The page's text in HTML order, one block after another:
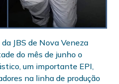
JBS de Nova Veneza
do mês de junho o
um importante EPI,
na linha de produção